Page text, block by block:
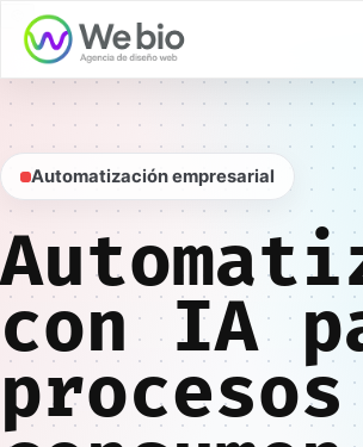
Automatización empresarial
con IA